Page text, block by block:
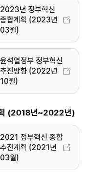
2023년 정부혁신
종합계획 (2023년
03월)
윤석열정부 정부혁신
추진방향 (2022년
10월)
획 (2018년~2022년)
2021 정부혁신 종합
추진계획 (2021년
03월)